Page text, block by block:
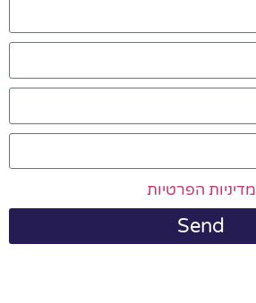
מדיניות הפרטיות
Send